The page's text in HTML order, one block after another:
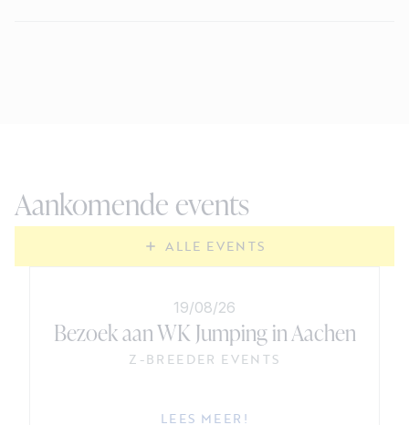
Aankomende events
ALLE EVENTS
19/08/26
Bezoek aan WK Jumping in Aachen
Z-BREEDER EVENTS
LEES MEER!